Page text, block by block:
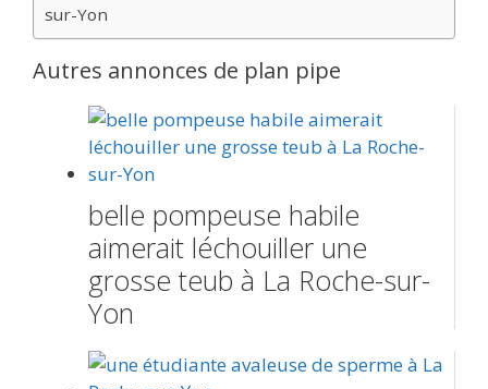
sur-Yon
Autres annonces de plan pipe
belle pompeuse habile
aimerait léchouiller une
grosse teub à La Roche-sur-
Yon